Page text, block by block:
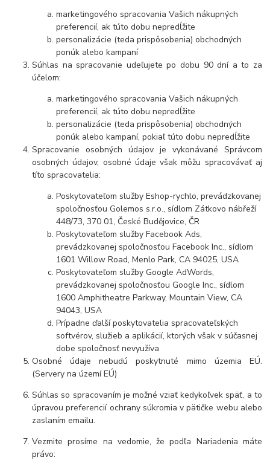
marketingového spracovania Vašich nákupných
preferencií, ak túto dobu nepredĺžite
personalizácie (teda prispôsobenia) obchodných
ponúk alebo kampaní
Súhlas na spracovanie udeľujete po dobu 90 dní a to za
účelom:
marketingového spracovania Vašich nákupných
preferencií, ak túto dobu nepredĺžite
personalizácie (teda prispôsobenia) obchodných
ponúk alebo kampaní, pokiaľ túto dobu nepredĺžite
Spracovanie osobných údajov je vykonávané Správcom
osobných údajov, osobné údaje však môžu spracovávať aj
títo spracovatelia:
Poskytovateľom služby Eshop-rychlo, prevádzkovanej
spoločnosťou Golemos s.r.o., sídlom Zátkovo nábřeží
448/73, 370 01, České Budějovice, ČR
Poskytovateľom služby Facebook Ads,
prevádzkovanej spoločnosťou Facebook Inc., sídlom
1601 Willow Road, Menlo Park, CA 94025, USA
Poskytovateľom služby Google AdWords,
prevádzkovanej spoločnosťou Google Inc., sídlom
1600 Amphitheatre Parkway, Mountain View, CA
94043, USA
Prípadne ďalší poskytovatelia spracovateľských
softvérov, služieb a aplikácií, ktorých však v súčasnej
dobe spoločnosť nevyužíva
Osobné údaje nebudú poskytnuté mimo územia EÚ.
(Servery na území EÚ)
Súhlas so spracovaním je možné vziať kedykoľvek späť, a to
úpravou preferencií ochrany súkromia v pätičke webu alebo
zaslaním emailu.
Vezmite prosíme na vedomie, že podľa Nariadenia máte
právo: